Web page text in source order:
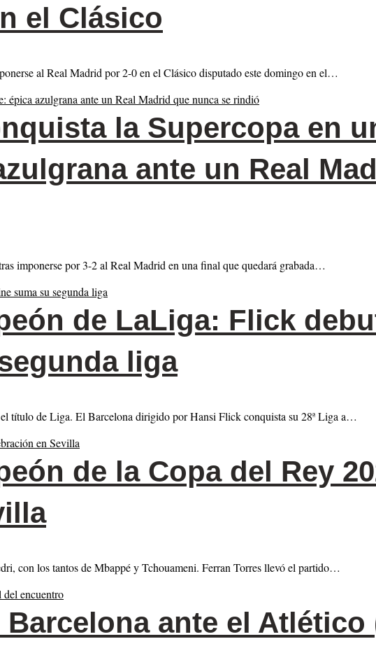
el Clásico
al Real Madrid por 2-0 en el Clásico disputado este domingo en el…
la Supercopa en
ante un Real
imponerse por 3-2 al Real Madrid en una final que quedará grabada…
de LaLiga: Flick
liga
título de Liga. El Barcelona dirigido por Hansi Flick conquista su 28ª Liga a…
de la Copa del Rey
con los tantos de Mbappé y Tchouameni. Ferran Torres llevó el partido…
ante el Atlético